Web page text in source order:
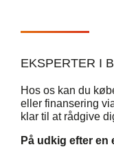
EKSPERTER I
Hos os kan du
eller finansering
klar til at rådgive
På udkig efter en